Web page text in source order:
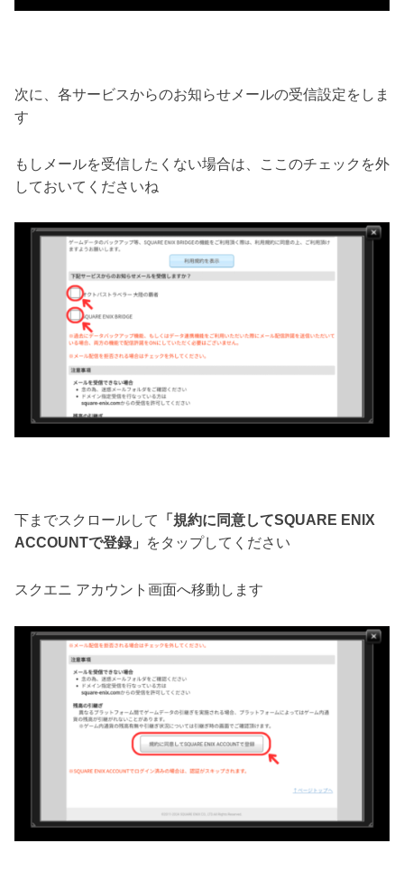
次に、各サービスからのお知らせメールの受信設定をしま
す
もしメールを受信したくない場合は、ここのチェックを外
しておいてくださいね
下までスクロールして
「規約に同意してSQUARE ENIX
ACCOUNTで登録」
をタップしてください
スクエニ アカウント画面へ移動します